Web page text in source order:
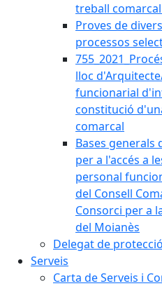
treball
Proves de
processos
lloc
funcionarial
constitució
comarcal
Bases generals
per a l'accés a
personal
del Consell
Consorci per a
del Moianès
Delegat de
Serveis
Carta de Serveis i